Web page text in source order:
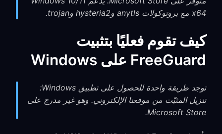
x64 مع بروتوكولات anytls وhysteria2 وtrojan.
كيف تقوم فعليًا بتثبيت
FreeGuard على Windows
توجد طريقة واحدة للحصول على تطبيق Windows:
تنزيل المثبّت من موقعنا الإلكتروني. وهو غير مدرج على
Microsoft Store.